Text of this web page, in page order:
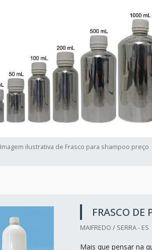
Imagem ilustrativa de Frasco para shampoo preço
FRASCO DE
MAIFREDO / SERRA - ES
Mais que pensar na